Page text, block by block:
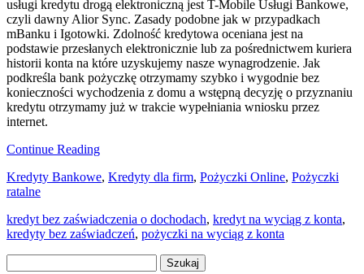
usługi kredytu drogą elektroniczną jest T-Mobile Usługi Bankowe,
czyli dawny Alior Sync. Zasady podobne jak w przypadkach
mBanku i Igotowki. Zdolność kredytowa oceniana jest na
podstawie przesłanych elektronicznie lub za pośrednictwem kuriera
historii konta na które uzyskujemy nasze wynagrodzenie. Jak
podkreśla bank pożyczkę otrzymamy szybko i wygodnie bez
konieczności wychodzenia z domu a wstępną decyzję o przyznaniu
kredytu otrzymamy już w trakcie wypełniania wniosku przez
internet.
Continue Reading
Kredyty Bankowe, Kredyty dla firm, Pożyczki Online, Pożyczki
ratalne
kredyt bez zaświadczenia o dochodach, kredyt na wyciąg z konta,
kredyty bez zaświadczeń, pożyczki na wyciąg z konta